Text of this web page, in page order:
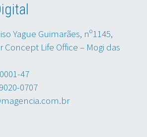
Yague Guimarães, nº1145,
Concept Life Office – Mogi das
47
0707